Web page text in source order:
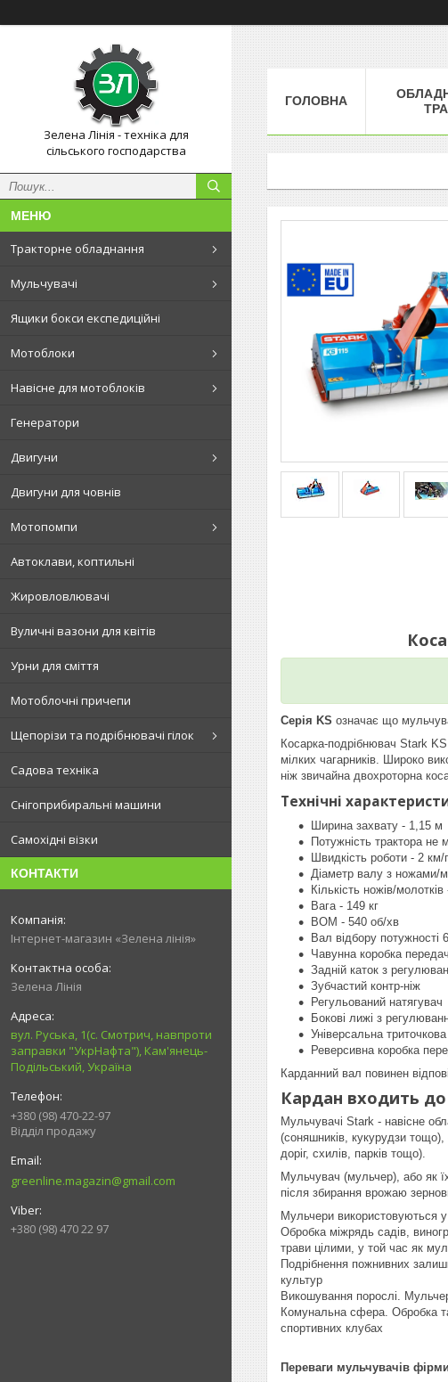
Зелена Лінія - техніка для
сільського господарства
Тракторне обладнання
Мульчувачі
Ящики бокси експедиційні
Мотоблоки
Навісне для мотоблоків
Генератори
Двигуни
Двигуни для човнів
Мотопомпи
Автоклави, коптильні
Жировловлювачі
Вуличні вазони для квітів
Урни для сміття
Мотоблочні причепи
Щепорізи та подрібнювачі гілок
Садова техніка
Снігоприбиральні машини
Самохідні візки
КОНТАКТИ
Інтернет-магазин «Зелена лінія»
Зелена Лінія
вул. Руська, 1(с. Смотрич, навпроти
заправки "УкрНафта"), Кам'янець-
Подільський, Україна
+380 (98) 470-22-97
Відділ продажу
greenline.magazin@gmail.com
+380 (98) 470 22 97
ГОЛОВНА
Серія KS означає що
Косарка-подрібнювач Stark
мілких чагарників. Широко
ніж звичайна двохроторна
Технічні
Ширина захвату - 1,15 м
Потужність трактора не
Швидкість роботи - 2 км/
Діаметр валу з ножами/
Кількість ножів/
Вага - 149 кг
ВОМ - 540 об/хв
Вал відбору потужності
Чавунна коробка
Задній каток з
Зубчастий контр-ніж
Регульований натягувач
Бокові лижі з
Універсальна триточкова
Реверсивна коробка
Карданний вал повинен
Кардан входить до
Мульчувачі Stark - навісне
(соняшників, кукурудзи
доріг, схилів, парків тощо).
Мульчувач (мульчер), або як
після збирання врожаю
Мульчери використовуються
Обробка міжрядь садів,
трави цілими, у той час як
Подрібнення пожнивних
культур
Викошування порослі.
Комунальна сфера. Обробка
спортивних клубах
Переваги мульчувачів